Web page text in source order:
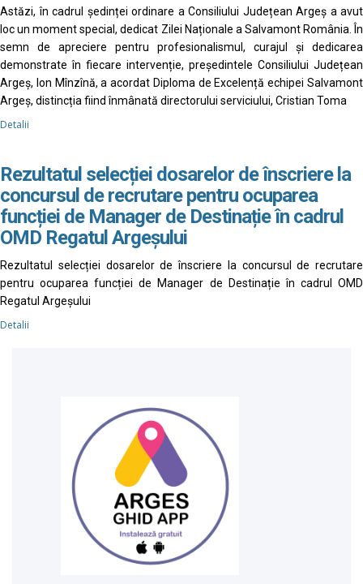
Astăzi, în cadrul ședinței ordinare a Consiliului Județean Argeș a avut
loc un moment special, dedicat Zilei Naționale a Salvamont România. În
semn de apreciere pentru profesionalismul, curajul și dedicarea
demonstrate în fiecare intervenție, președintele Consiliului Județean
Argeș, Ion Mînzînă, a acordat Diploma de Excelență echipei Salvamont
Argeș, distincția fiind înmânată directorului serviciului, Cristian Toma
Detalii
Rezultatul selecției dosarelor de înscriere la
concursul de recrutare pentru ocuparea
funcției de Manager de Destinație în cadrul
OMD Regatul Argeșului
Rezultatul selecției dosarelor de înscriere la concursul de recrutare
pentru ocuparea funcției de Manager de Destinație în cadrul OMD
Regatul Argeșului
Detalii